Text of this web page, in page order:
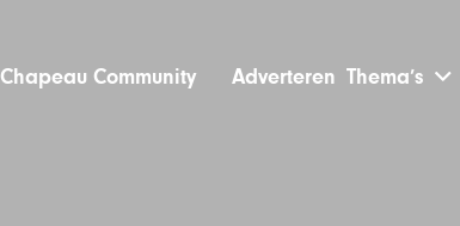
Chapeau Community Adverteren Thema’s